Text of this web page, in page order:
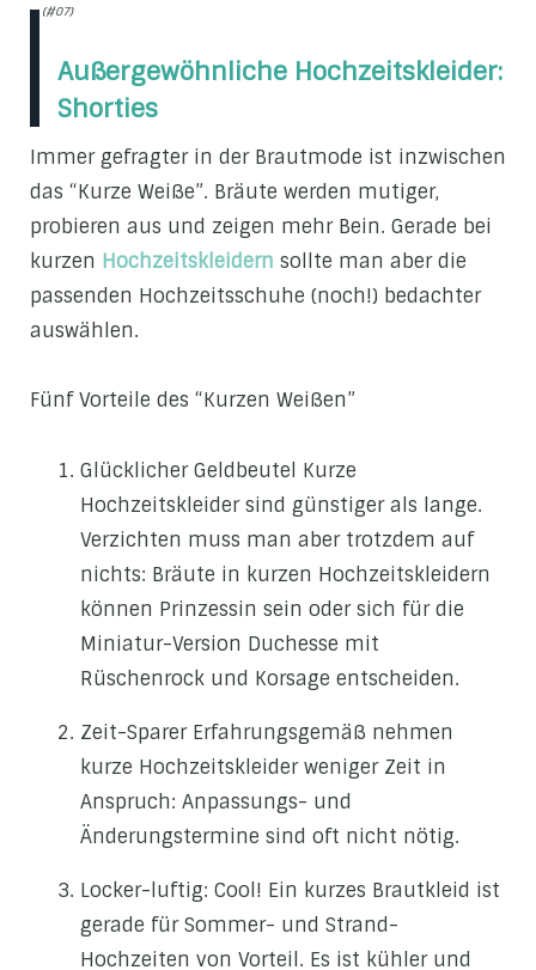
(#07)
Außergewöhnliche Hochzeitskleider:
Shorties
Immer gefragter in der Brautmode ist inzwischen
das “Kurze Weiße”. Bräute werden mutiger,
probieren aus und zeigen mehr Bein. Gerade bei
kurzen Hochzeitskleidern sollte man aber die
passenden Hochzeitsschuhe (noch!) bedachter
auswählen.
Fünf Vorteile des “Kurzen Weißen”
Glücklicher Geldbeutel Kurze
Hochzeitskleider sind günstiger als lange.
Verzichten muss man aber trotzdem auf
nichts: Bräute in kurzen Hochzeitskleidern
können Prinzessin sein oder sich für die
Miniatur-Version Duchesse mit
Rüschenrock und Korsage entscheiden.
Zeit-Sparer Erfahrungsgemäß nehmen
kurze Hochzeitskleider weniger Zeit in
Anspruch: Anpassungs- und
Änderungstermine sind oft nicht nötig.
Locker-luftig: Cool! Ein kurzes Brautkleid ist
gerade für Sommer- und Strand-
Hochzeiten von Vorteil. Es ist kühler und